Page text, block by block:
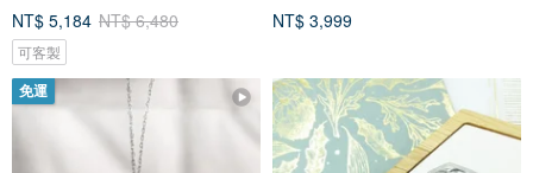
NT$ 5,184 NT$ 6,480
可客製
NT$ 3,999
免運